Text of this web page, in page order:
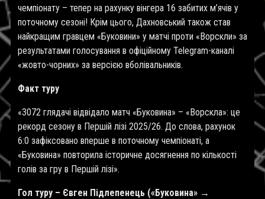
чемпіонату – тепер на рахунку вінгера 16 забитих м’ячів у
поточному сезоні! Крім цього, Дахновський також став
найкращим гравцем «Буковини» у матчі проти «Ворскли» за
результатами голосування в офіційному Telegram-каналі
«жовто-чорних» за версією вболівальників.
Факт туру
«3072 глядачі відвідало матч «Буковина» – «Ворскла»: це
рекорд сезону в Першій лізі 2025/26. До слова, рахунок
6:0 зафіксовано вперше в поточному чемпіонаті, а
«Буковина» повторила історичне досягнення по кількості
голів за гру в Першій лізі».
Гол туру – Євген Підлепенець («Буковина» →